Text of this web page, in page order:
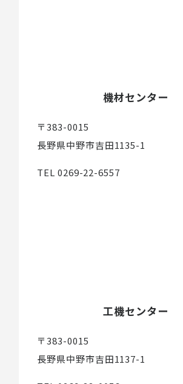
機材センター
〒383-0015
長野県中野市吉田1135-1
TEL 0269-22-6557
工機センター
〒383-0015
長野県中野市吉田1137-1